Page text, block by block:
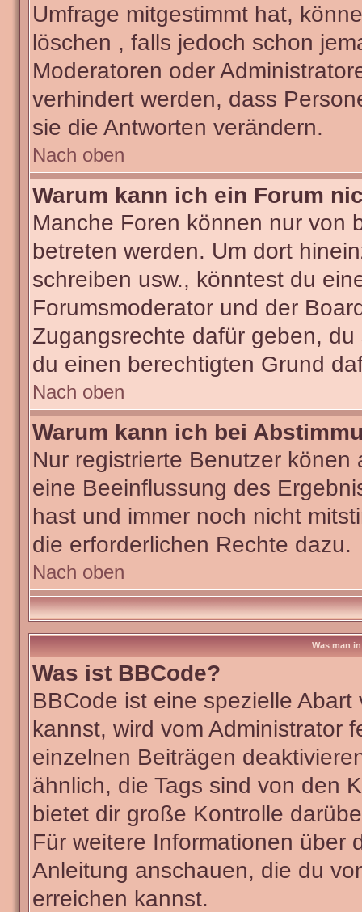
Umfrage mitgestimmt hat,
löschen , falls jedoch schon
Moderatoren oder
verhindert werden, dass
sie die Antworten verändern.
Nach oben
Warum kann ich ein Forum
Manche Foren können nur von
betreten werden. Um dort
schreiben usw., könntest du
Forumsmoderator und der
Zugangsrechte dafür geben,
du einen berechtigten Grund
Nach oben
Warum kann ich bei
Nur registrierte Benutzer
eine Beeinflussung des
hast und immer noch nicht
die erforderlichen Rechte dazu.
Nach oben
Was man
Was ist BBCode?
BBCode ist eine spezielle
kannst, wird vom Administrator
einzelnen Beiträgen
ähnlich, die Tags sind von den
bietet dir große Kontrolle
Für weitere Informationen über
Anleitung anschauen, die du
erreichen kannst.